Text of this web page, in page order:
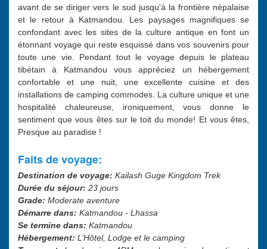
avant de se diriger vers le sud jusqu'à la frontière népalaise
et le retour à Katmandou. Les paysages magnifiques se
confondant avec les sites de la culture antique en font un
étonnant voyage qui reste esquissé dans vos souvenirs pour
toute une vie. Pendant tout le voyage depuis le plateau
tibétain à Katmandou vous appréciez un hébergement
confortable et une nuit, une excellente cuisine et des
installations de camping commodes. La culture unique et une
hospitalité chaleureuse, ironiquement, vous donne le
sentiment que vous êtes sur le toit du monde! Et vous êtes,
Presque au paradise !
Faits de voyage:
Destination de voyage: Kailash Guge Kingdom Trek
Durée du séjour: 23 jours
Grade: Moderate aventure
Démarre dans: Katmandou - Lhassa
Se termine dans: Katmandou
Hébergement: L’Hôtel, Lodge et le camping